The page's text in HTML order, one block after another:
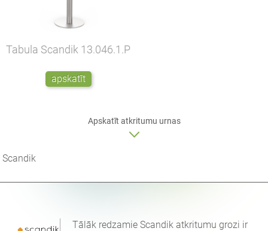
Tabula Scandik 13.046.1.P
apskatīt
Apskatīt atkritumu urnas
Scandik
Tālāk redzamie Scandik atkritumu grozi ir